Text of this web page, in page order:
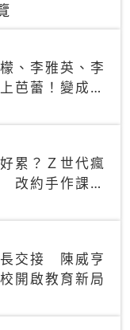
、李雅英、李
芭蕾！變成三
累？Ｚ世代瘋
改約手作課、
交接 陳威亨
開啟教育新局